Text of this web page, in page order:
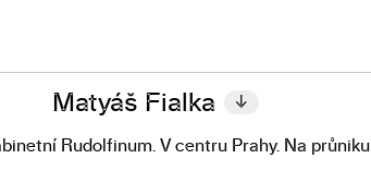
Matyáš Fialka ↓
Rudolfinum. V centru Prahy. Na průniku